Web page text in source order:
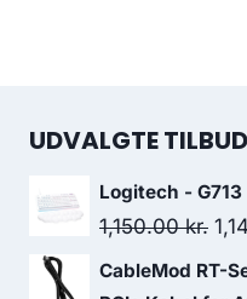
UDVALGTE TILBUD
Logitech -
1,150.00kr.
CableMod RT-